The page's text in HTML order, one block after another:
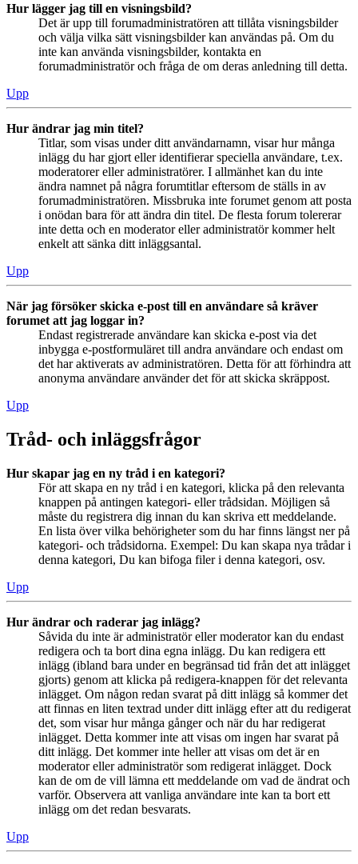
Hur lägger jag till en visningsbild?
Det är upp till forumadministratören att tillåta visningsbilder
och välja vilka sätt visningsbilder kan användas på. Om du
inte kan använda visningsbilder, kontakta en
forumadministratör och fråga de om deras anledning till detta.
Upp
Hur ändrar jag min titel?
Titlar, som visas under ditt användarnamn, visar hur många
inlägg du har gjort eller identifierar speciella användare, t.ex.
moderatorer eller administratörer. I allmänhet kan du inte
ändra namnet på några forumtitlar eftersom de ställs in av
forumadministratören. Missbruka inte forumet genom att posta
i onödan bara för att ändra din titel. De flesta forum tolererar
inte detta och en moderator eller administratör kommer helt
enkelt att sänka ditt inläggsantal.
Upp
När jag försöker skicka e-post till en användare så kräver
forumet att jag loggar in?
Endast registrerade användare kan skicka e-post via det
inbygga e-postformuläret till andra användare och endast om
det har aktiverats av administratören. Detta för att förhindra att
anonyma användare använder det för att skicka skräppost.
Upp
Tråd- och inläggsfrågor
Hur skapar jag en ny tråd i en kategori?
För att skapa en ny tråd i en kategori, klicka på den relevanta
knappen på antingen kategori- eller trådsidan. Möjligen så
måste du registrera dig innan du kan skriva ett meddelande.
En lista över vilka behörigheter som du har finns längst ner på
kategori- och trådsidorna. Exempel: Du kan skapa nya trådar i
denna kategori, Du kan bifoga filer i denna kategori, osv.
Upp
Hur ändrar och raderar jag inlägg?
Såvida du inte är administratör eller moderator kan du endast
redigera och ta bort dina egna inlägg. Du kan redigera ett
inlägg (ibland bara under en begränsad tid från det att inlägget
gjorts) genom att klicka på redigera-knappen för det relevanta
inlägget. Om någon redan svarat på ditt inlägg så kommer det
att finnas en liten textrad under ditt inlägg efter att du redigerat
det, som visar hur många gånger och när du har redigerat
inlägget. Detta kommer inte att visas om ingen har svarat på
ditt inlägg. Det kommer inte heller att visas om det är en
moderator eller administratör som redigerat inlägget. Dock
kan de om de vill lämna ett meddelande om vad de ändrat och
varför. Observera att vanliga användare inte kan ta bort ett
inlägg om det redan besvarats.
Upp